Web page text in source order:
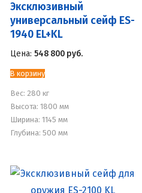
Эксклюзивный
универсальный сейф ES-
1940 EL+KL
Цена: 548 800 руб.
В корзину
Вес: 280 кг
Высота: 1800 мм
Ширина: 1145 мм
Глубина: 500 мм